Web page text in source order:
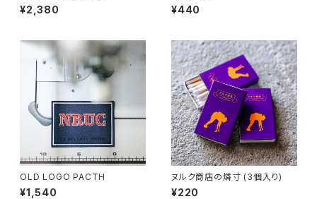
¥2,380 ¥440
OLD LOGO PACTH
¥1,540
ヌルク商店の燐寸 (3個入り)
¥220